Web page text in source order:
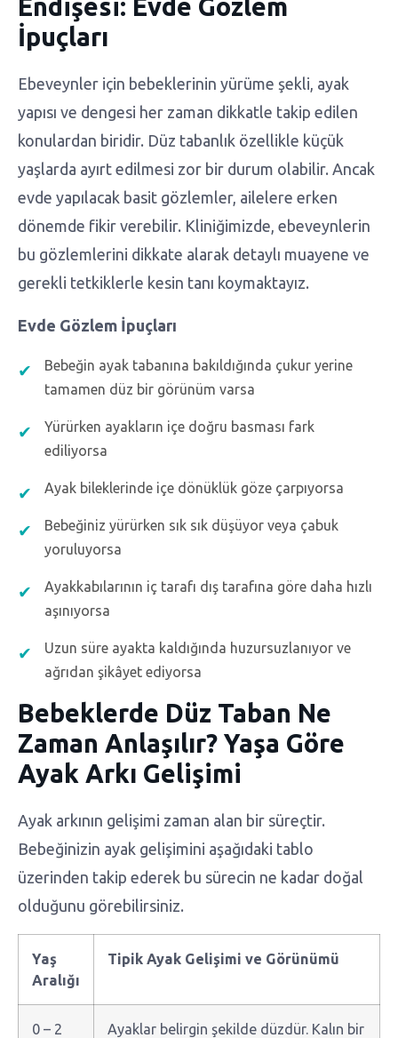
Endişesi: Evde Gözlem
İpuçları
Ebeveynler için bebeklerinin yürüme şekli, ayak
yapısı ve dengesi her zaman dikkatle takip edilen
konulardan biridir. Düz tabanlık özellikle küçük
yaşlarda ayırt edilmesi zor bir durum olabilir. Ancak
evde yapılacak basit gözlemler, ailelere erken
dönemde fikir verebilir. Kliniğimizde, ebeveynlerin
bu gözlemlerini dikkate alarak detaylı muayene ve
gerekli tetkiklerle kesin tanı koymaktayız.
Evde Gözlem İpuçları
Bebeğin ayak tabanına bakıldığında çukur yerine
tamamen düz bir görünüm varsa
Yürürken ayakların içe doğru basması fark
ediliyorsa
Ayak bileklerinde içe dönüklük göze çarpıyorsa
Bebeğiniz yürürken sık sık düşüyor veya çabuk
yoruluyorsa
Ayakkabılarının iç tarafı dış tarafına göre daha hızlı
aşınıyorsa
Uzun süre ayakta kaldığında huzursuzlanıyor ve
ağrıdan şikâyet ediyorsa
Bebeklerde Düz Taban Ne
Zaman Anlaşılır? Yaşa Göre
Ayak Arkı Gelişimi
Ayak arkının gelişimi zaman alan bir süreçtir.
Bebeğinizin ayak gelişimini aşağıdaki tablo
üzerinden takip ederek bu sürecin ne kadar doğal
olduğunu görebilirsiniz.
Yaş
Aralığı
Tipik Ayak Gelişimi ve Görünümü
0 – 2
Ayaklar belirgin şekilde düzdür. Kalın bir